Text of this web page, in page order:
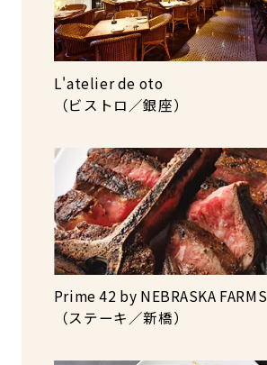
L'atelier de oto
（ビストロ／銀座）
Prime 42 by NEBRASKA FARMS
（ステーキ／新橋）